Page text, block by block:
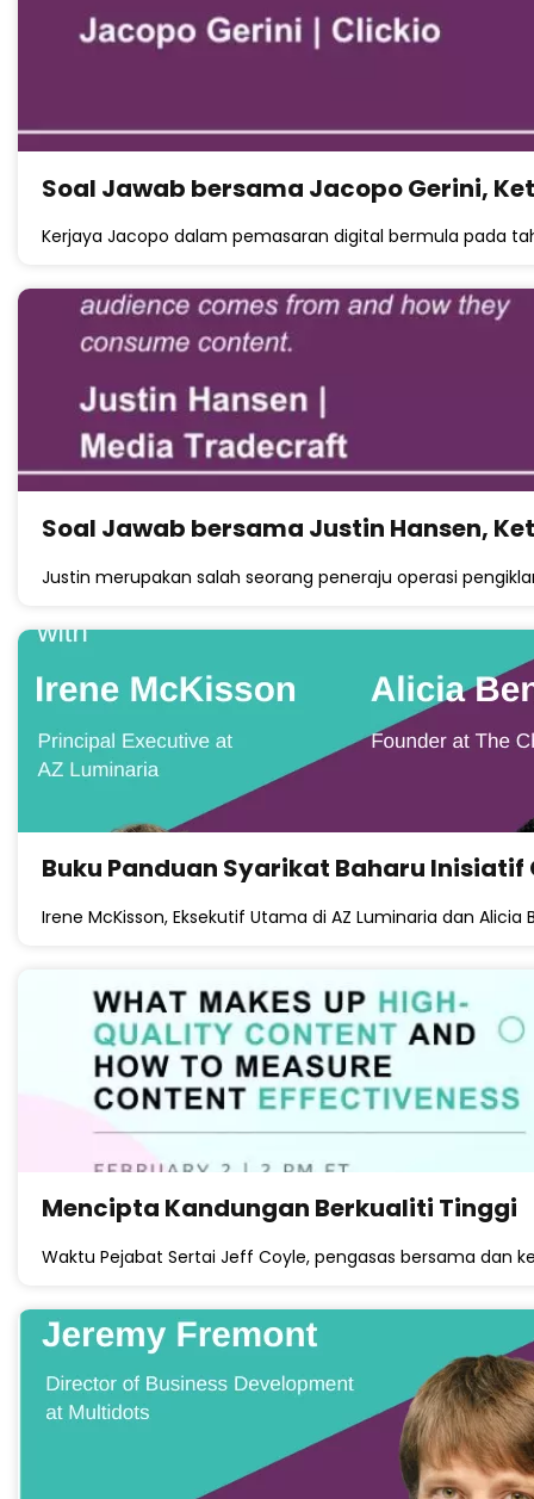
Soal Jawab bersama Jacopo Gerini,
Kerjaya Jacopo dalam pemasaran digital bermula pada
Soal Jawab bersama Justin Hansen,
Justin merupakan salah seorang peneraju operasi
Buku Panduan Syarikat Baharu Inisiatif
Irene McKisson, Eksekutif Utama di AZ Luminaria dan Alicia
Mencipta Kandungan Berkualiti Tinggi
Waktu Pejabat Sertai Jeff Coyle, pengasas bersama dan